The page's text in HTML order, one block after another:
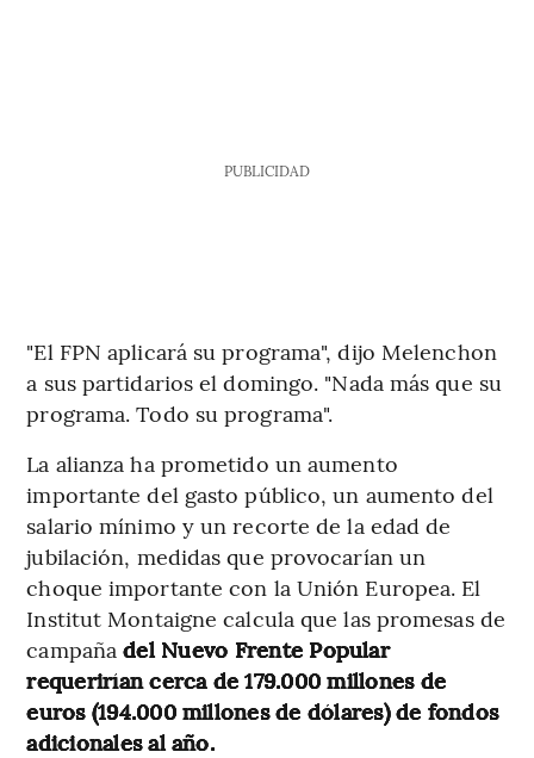
PUBLICIDAD
"El FPN aplicará su programa", dijo Melenchon
a sus partidarios el domingo. "Nada más que su
programa. Todo su programa".
La alianza ha prometido un aumento
importante del gasto público, un aumento del
salario mínimo y un recorte de la edad de
jubilación, medidas que provocarían un
choque importante con la Unión Europea. El
Institut Montaigne calcula que las promesas de
campañadel Nuevo Frente Popular
requerirían cerca de 179.000 millones de
euros (194.000 millones de dólares) de fondos
adicionales al año.